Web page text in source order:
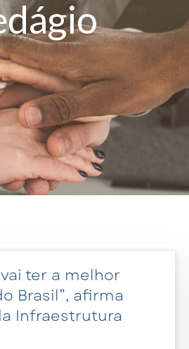
vai ter a melhor
Brasil”, afirma
Infraestrutura